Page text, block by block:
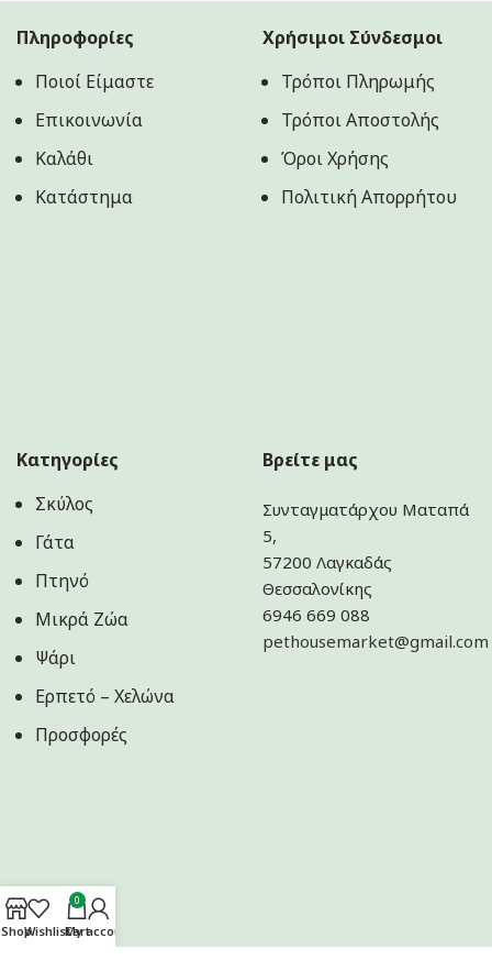
Πληροφορίες
Ποιοί Είμαστε
Επικοινωνία
Καλάθι
Κατάστημα
Χρήσιμοι Σύνδεσμοι
Τρόποι Πληρωμής
Τρόποι Αποστολής
Όροι Χρήσης
Πολιτική Aπορρήτου
Κατηγορίες
Σκύλος
Γάτα
Πτηνό
Μικρά Ζώα
Ψάρι
Ερπετό – Χελώνα
Προσφορές
Βρείτε μας
Συνταγματάρχου Ματαπά
5,
57200 Λαγκαδάς
Θεσσαλονίκης
6946 669 088
pethousemarket@gmail.com
ShopWishlist
0
Cart
My account